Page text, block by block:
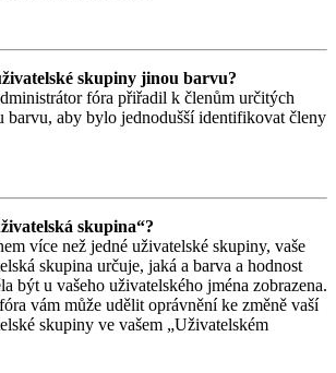
skupiny jinou barvu?
fóra přiřadil k členům určitých
barvu, aby bylo jednodušší identifikovat členy
skupina“?
více než jedné uživatelské skupiny, vaše
skupina určuje, jaká a barva a hodnost
být u vašeho uživatelského jména zobrazena.
vám může udělit oprávnění ke změně vaší
skupiny ve vašem „Uživatelském